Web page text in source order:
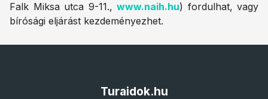
Falk Miksa utca 9-11., www.naih.hu) fordulhat, vagy
bírósági eljárást kezdeményezhet.
Turaidok.hu